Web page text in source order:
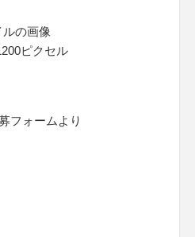
の画像
ピクセル
フォームより